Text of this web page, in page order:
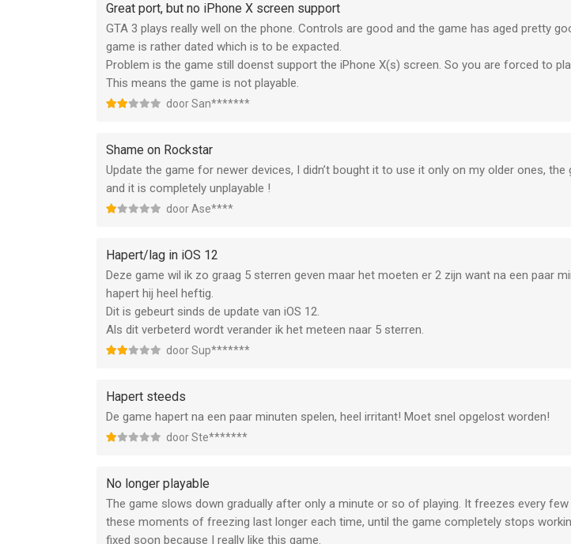
Great port, but no iPhone X screen support
GTA 3 plays really well on the phone. Controls are good and the game has aged pretty
game is rather dated which is to be expacted.
Problem is the game still doenst support the iPhone X(s) screen. So you are forced to
This means the game is not playable.
door San*******
Shame on Rockstar
Update the game for newer devices, I didn’t bought it to use it only on my older ones,
and it is completely unplayable !
door Ase****
Hapert/lag in iOS 12
Deze game wil ik zo graag 5 sterren geven maar het moeten er 2 zijn want na een paar
hapert hij heel heftig.
Dit is gebeurt sinds de update van iOS 12.
Als dit verbeterd wordt verander ik het meteen naar 5 sterren.
door Sup*******
Hapert steeds
De game hapert na een paar minuten spelen, heel irritant! Moet snel opgelost worden!
door Ste*******
No longer playable
The game slows down gradually after only a minute or so of playing. It freezes every
these moments of freezing last longer each time, until the game completely stops
fixed soon because I really like this game.